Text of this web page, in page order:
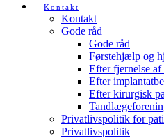
Kontakt
Kontakt
Gode råd
Gode råd
Førstehjælp og
Efter fjernelse af
Efter
Efter kirurgisk
Privatlivspolitik for
Privatlivspolitik